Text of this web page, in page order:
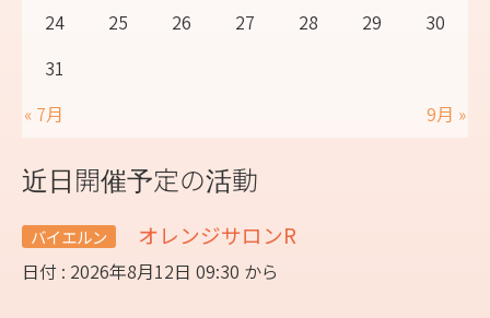
24
25 26 27 28 29
30
31
« 7月
9月 »
近日開催予定の活動
バイエルン オレンジサロンR
日付 : 2026年8月12日 09:30 から